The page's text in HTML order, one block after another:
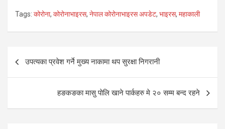
Tags: कोरोना, कोरोनाभाइरस, नेपाल कोरोनाभाइरस अपडेट, भाइरस, महाकाली
Post
navigation
उपत्यका प्रवेश गर्ने मुख्य नाकामा थप सुरक्षा निगरानी
हङकङका मासु पाेलि खाने पार्कहरु मे २० सम्म बन्द रहने